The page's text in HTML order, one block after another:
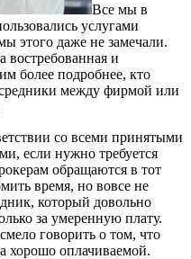
Все мы в
услугами
этого даже не замечали.
востребованная и
более подробнее, кто
между фирмой или
со всеми принятыми
если нужно требуется
обращаются в тот
время, но вовсе не
который довольно
за умеренную плату.
говорить о том, что
хорошо оплачиваемой.